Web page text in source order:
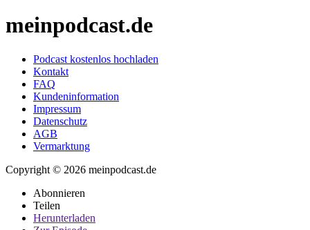
meinpodcast.de
Podcast kostenlos hochladen
Kontakt
FAQ
Kundeninformation
Impressum
Datenschutz
AGB
Vermarktung
Copyright © 2026 meinpodcast.de
Abonnieren
Teilen
Herunterladen